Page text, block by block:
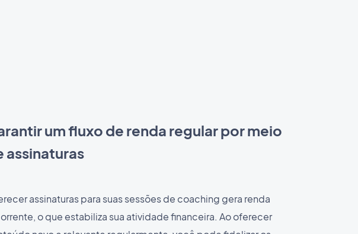
um fluxo de renda regular por meio
assinaturas
assinaturas para suas sessões de coaching gera renda
o que estabiliza sua atividade financeira. Ao oferecer